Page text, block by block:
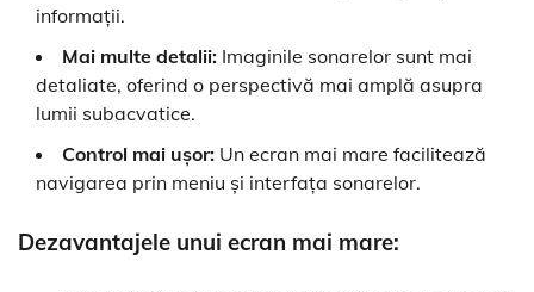
informații.
Mai multe detalii: Imaginile sonarelor sunt mai
detaliate, oferind o perspectivă mai amplă asupra
lumii subacvatice.
Control mai ușor: Un ecran mai mare facilitează
navigarea prin meniu și interfața sonarelor.
Dezavantajele unui ecran mai mare: